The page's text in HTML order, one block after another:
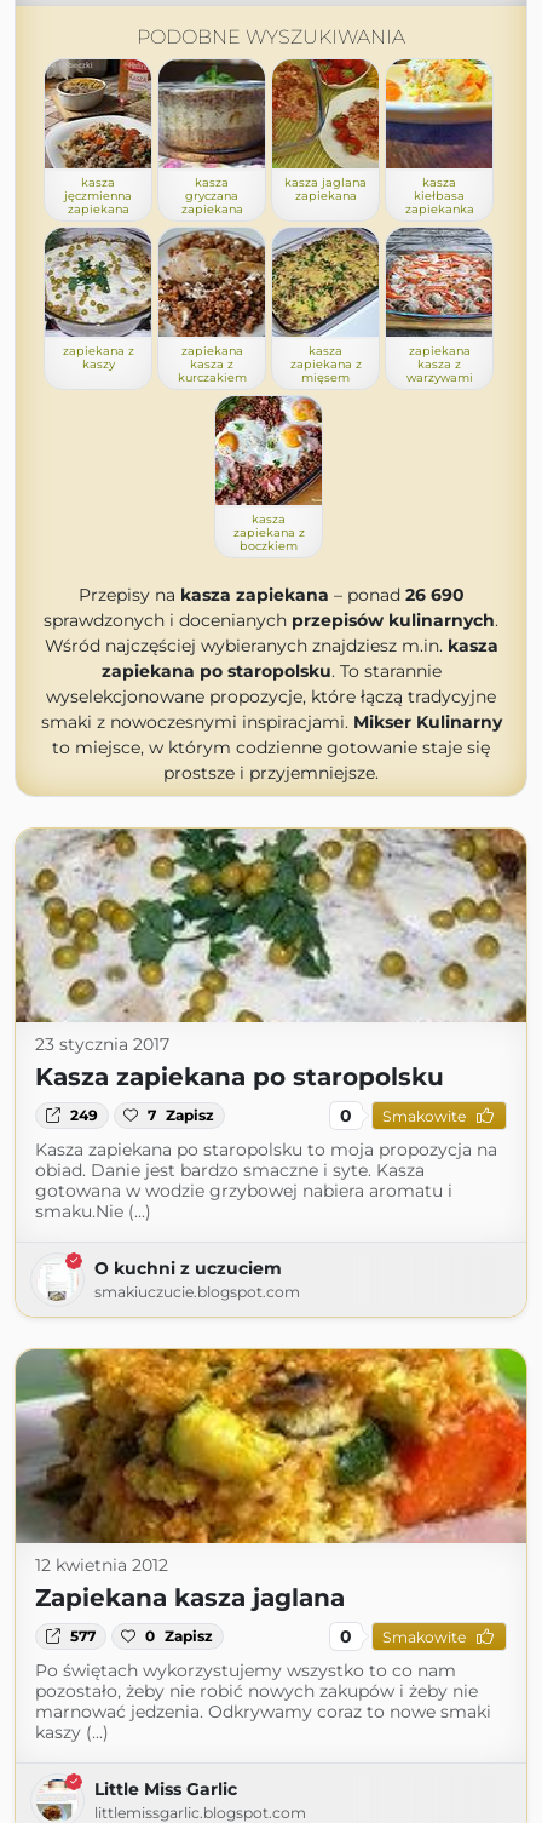
PODOBNE WYSZUKIWANIA
kasza
jęczmienna
zapiekana
kasza
gryczana
zapiekana
kasza jaglana
zapiekana
kasza
kiełbasa
zapiekanka
zapiekana z
kaszy
zapiekana
kasza z
kurczakiem
kasza
zapiekana z
mięsem
zapiekana
kasza z
warzywami
kasza
zapiekana z
boczkiem
Przepisy na kasza zapiekana – ponad 26 690
sprawdzonych i docenianych przepisów kulinarnych.
Wśród najczęściej wybieranych znajdziesz m.in. kasza
zapiekana po staropolsku. To starannie
wyselekcjonowane propozycje, które łączą tradycyjne
smaki z nowoczesnymi inspiracjami. Mikser Kulinarny
to miejsce, w którym codzienne gotowanie staje się
prostsze i przyjemniejsze.
23 stycznia 2017
Kasza zapiekana po staropolsku
249 7 Zapisz 0 Smakowite
Kasza zapiekana po staropolsku to moja propozycja na
obiad. Danie jest bardzo smaczne i syte. Kasza
gotowana w wodzie grzybowej nabiera aromatu i
smaku.Nie (...)
O kuchni z uczuciem
smakiuczucie.blogspot.com
12 kwietnia 2012
Zapiekana kasza jaglana
577 0 Zapisz 0 Smakowite
Po świętach wykorzystujemy wszystko to co nam
pozostało, żeby nie robić nowych zakupów i żeby nie
marnować jedzenia. Odkrywamy coraz to nowe smaki
kaszy (...)
Little Miss Garlic
littlemissgarlic.blogspot.com